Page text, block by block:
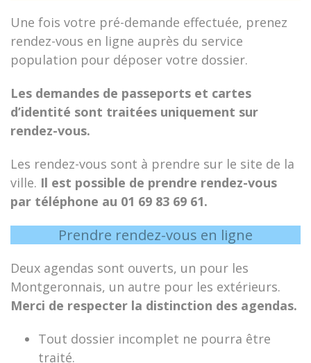
Une fois votre pré-demande effectuée, prenez
rendez-vous en ligne auprès du service
population pour déposer votre dossier.
Les demandes de passeports et cartes
d’identité sont traitées uniquement sur
rendez-vous.
Les rendez-vous sont à prendre sur le site de la
ville. Il est possible de prendre rendez-vous
par téléphone au 01 69 83 69 61.
Prendre rendez-vous en ligne
Deux agendas sont ouverts, un pour les
Montgeronnais, un autre pour les extérieurs.
Merci de respecter la distinction des agendas.
Tout dossier incomplet ne pourra être
traité.